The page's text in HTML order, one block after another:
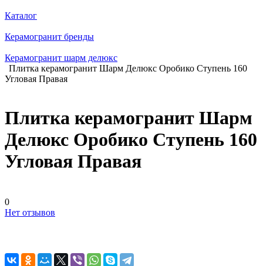
Каталог
Керамогранит бренды
Керамогранит шарм делюкс
Плитка керамогранит Шарм Делюкс Оробико Ступень 160
Угловая Правая
Плитка керамогранит Шарм
Делюкс Оробико Ступень 160
Угловая Правая
0
Нет отзывов